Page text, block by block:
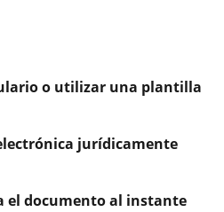
o utilizar una plantilla
jurídicamente
el documento al instante